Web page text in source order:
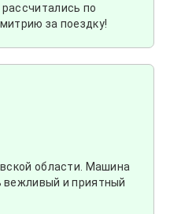
по
за поездку!
области. Машина
вежливый и приятный